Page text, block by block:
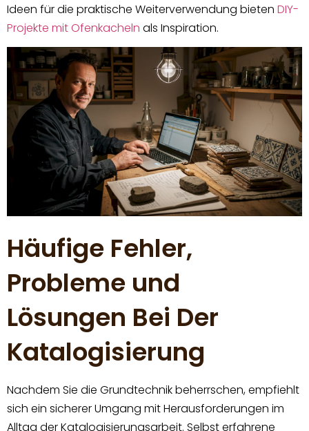
Ideen für die praktische Weiterverwendung bieten DIY-
Projekte mit Ofenkacheln als Inspiration.
Häufige Fehler,
Probleme und
Lösungen Bei Der
Katalogisierung
Nachdem Sie die Grundtechnik beherrschen, empfiehlt
sich ein sicherer Umgang mit Herausforderungen im
Alltag der Katalogisierungsarbeit. Selbst erfahrene